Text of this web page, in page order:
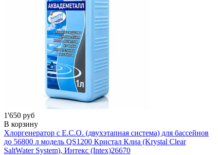
1'650 руб
В корзину
Хлоргенератор с E.C.O. (двухэтапная система) для бассейнов
до 56800 л модель QS1200 Кристал Клиа (Krystal Clear
SaltWater System), Интекс (Intex)26670